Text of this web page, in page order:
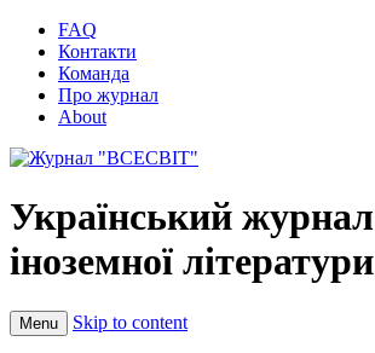
FAQ
Контакти
Команда
Про журнал
About
Український журнал
іноземної літератури
Menu Skip to content